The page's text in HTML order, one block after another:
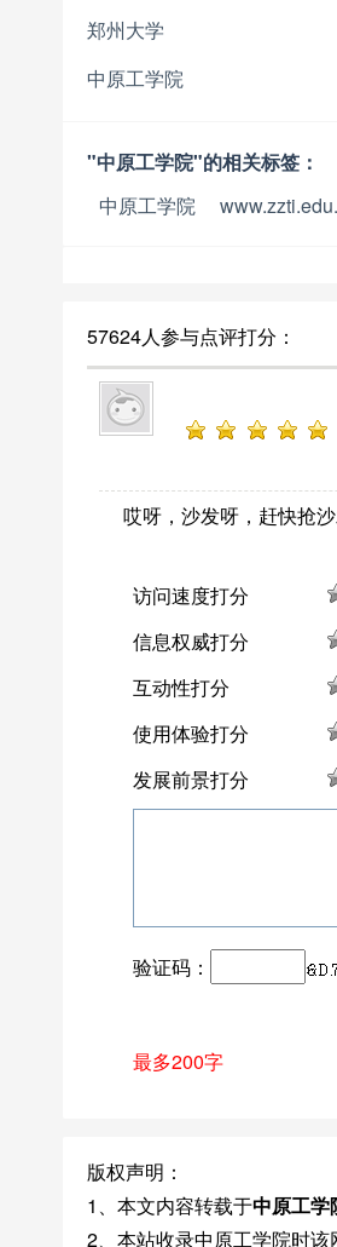
郑州大学
中原工学院
"中原工学院"的相关标签：
中原工学院
57624人参与点评打分：
哎呀，沙发呀，赶快抢
访问速度打分
信息权威打分
互动性打分
使用体验打分
发展前景打分
验证码：
最多200字
版权声明：
1、本文内容转载于中原工学
2、本站收录中原工学院时该